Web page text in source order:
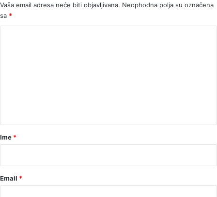
Vaša email adresa neće biti objavljivana. Neophodna polja su označena
sa *
rIme *
Email *